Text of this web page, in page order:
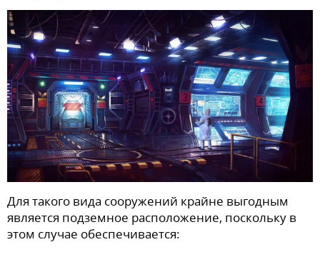
Для такого вида сооружений крайне выгодным
является подземное расположение, поскольку в
этом случае обеспечивается: